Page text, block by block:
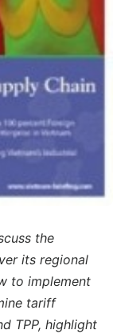
the
its regional
to implement
tariff
TPP, highlight